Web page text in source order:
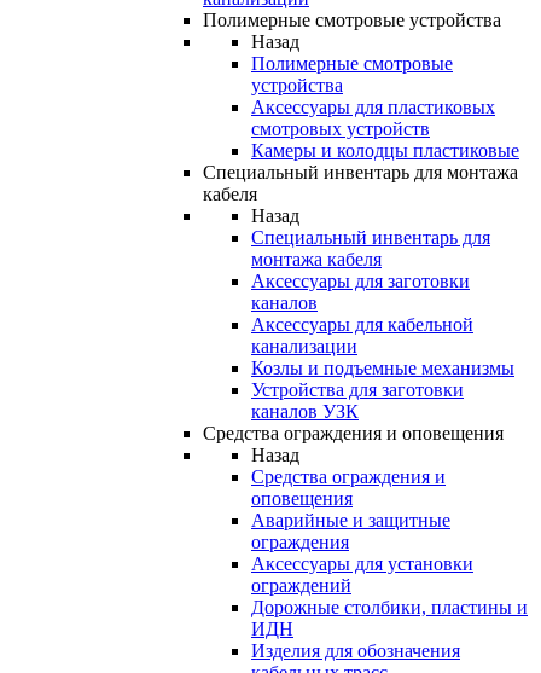
Полимерные смотровые устройства
Назад
Полимерные смотровые
устройства
Аксессуары для пластиковых
смотровых устройств
Камеры и колодцы пластиковые
Специальный инвентарь для монтажа
кабеля
Назад
Специальный инвентарь для
монтажа кабеля
Аксессуары для заготовки
каналов
Аксессуары для кабельной
канализации
Козлы и подъемные механизмы
Устройства для заготовки
каналов УЗК
Средства ограждения и оповещения
Назад
Средства ограждения и
оповещения
Аварийные и защитные
ограждения
Аксессуары для установки
ограждений
Дорожные столбики, пластины и
ИДН
Изделия для обозначения